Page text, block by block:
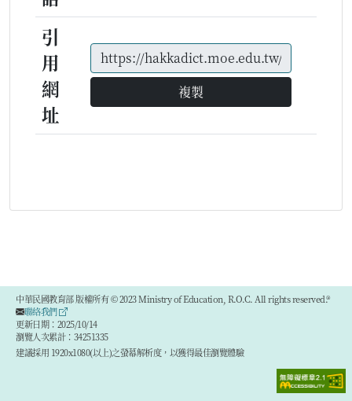
引
用
網
址
複製
中華民國教育部 版權所有 © 2023 Ministry of Education, R.O.C. All rights reserved.®
聯絡我們
更新日期：2025/10/14
瀏覽人次累計：34251335
建議採用 1920x1080(以上)之螢幕解析度，以獲得最佳瀏覽體驗